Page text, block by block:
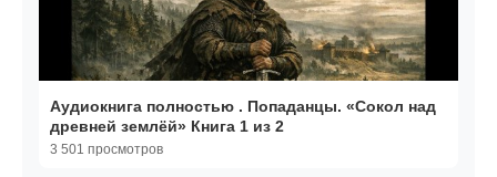
Аудиокнига полностью . Попаданцы. «Сокол над
древней землёй» Книга 1 из 2
3 501 просмотров